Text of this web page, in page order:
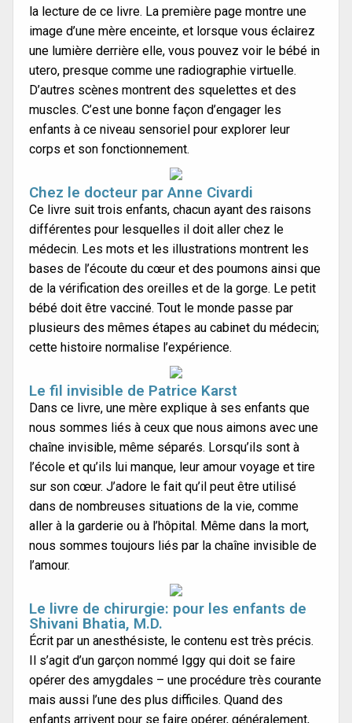
la lecture de ce livre. La première page montre une
image d’une mère enceinte, et lorsque vous éclairez
une lumière derrière elle, vous pouvez voir le bébé in
utero, presque comme une radiographie virtuelle.
D’autres scènes montrent des squelettes et des
muscles. C’est une bonne façon d’engager les
enfants à ce niveau sensoriel pour explorer leur
corps et son fonctionnement.
Chez le docteur par Anne Civardi
Ce livre suit trois enfants, chacun ayant des raisons
différentes pour lesquelles il doit aller chez le
médecin. Les mots et les illustrations montrent les
bases de l’écoute du cœur et des poumons ainsi que
de la vérification des oreilles et de la gorge. Le petit
bébé doit être vacciné. Tout le monde passe par
plusieurs des mêmes étapes au cabinet du médecin;
cette histoire normalise l’expérience.
Le fil invisible de Patrice Karst
Dans ce livre, une mère explique à ses enfants que
nous sommes liés à ceux que nous aimons avec une
chaîne invisible, même séparés. Lorsqu’ils sont à
l’école et qu’ils lui manque, leur amour voyage et tire
sur son cœur. J’adore le fait qu’il peut être utilisé
dans de nombreuses situations de la vie, comme
aller à la garderie ou à l’hôpital. Même dans la mort,
nous sommes toujours liés par la chaîne invisible de
l’amour.
Le livre de chirurgie: pour les enfants de
Shivani Bhatia, M.D.
Écrit par un anesthésiste, le contenu est très précis.
Il s’agit d’un garçon nommé Iggy qui doit se faire
opérer des amygdales – une procédure très courante
mais aussi l’une des plus difficiles. Quand des
enfants arrivent pour se faire opérer, généralement,